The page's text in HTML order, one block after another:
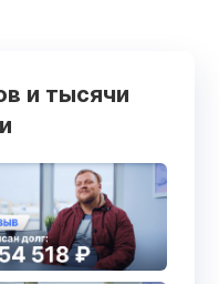
и тысячи